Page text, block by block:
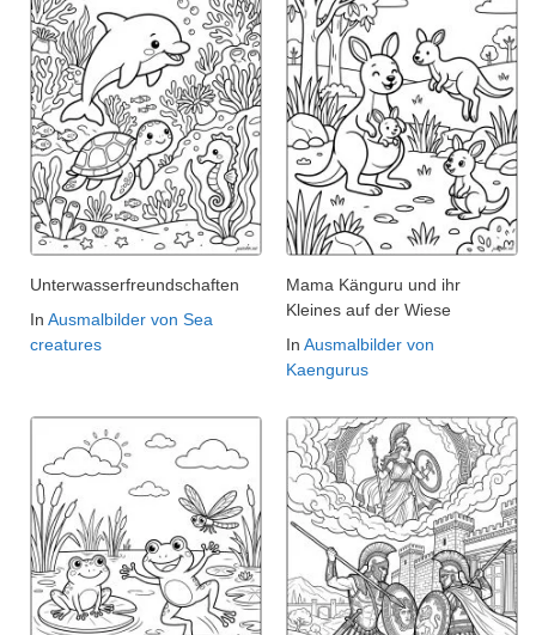
Unterwasserfreundschaften
In Ausmalbilder von Sea
creatures
Mama Känguru und ihr
Kleines auf der Wiese
In Ausmalbilder von
Kaengurus